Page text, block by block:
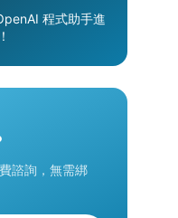
程式助手進
諮詢，無需綁